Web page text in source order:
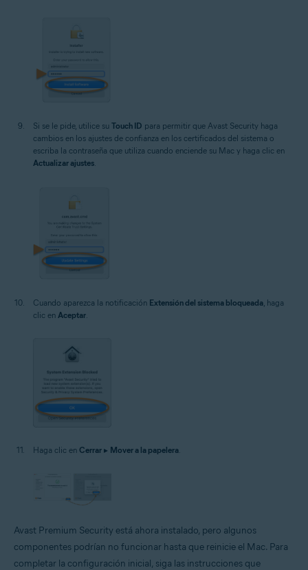
Si se le pide, utilice su Touch ID para permitir que Avast Security haga
cambios en los ajustes de confianza en los certificados del sistema o
escriba la contraseña que utiliza cuando enciende su Mac y haga clic en
Actualizar ajustes.
Cuando aparezca la notificación Extensión del sistema bloqueada, haga
clic en Aceptar.
Haga clic en Cerrar ▸ Mover a la papelera
Avast Premium Security está ahora instalado, pero algunos
componentes podrían no funcionar hasta que reinicie el Mac. Para
completar la configuración inicial, siga las instrucciones que